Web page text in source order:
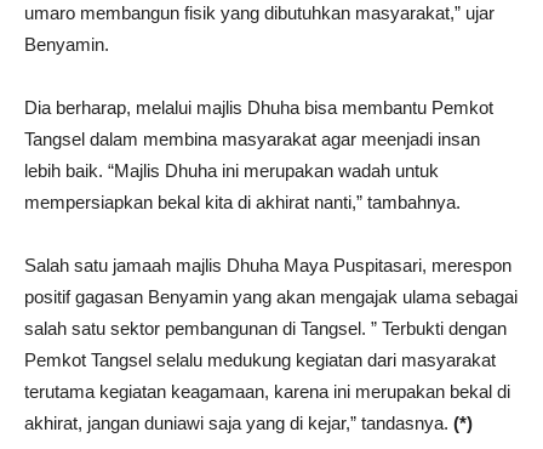
umaro membangun fisik yang dibutuhkan masyarakat,” ujar
Benyamin.
Dia berharap, melalui majlis Dhuha bisa membantu Pemkot
Tangsel dalam membina masyarakat agar meenjadi insan
lebih baik. “Majlis Dhuha ini merupakan wadah untuk
mempersiapkan bekal kita di akhirat nanti,” tambahnya.
Salah satu jamaah majlis Dhuha Maya Puspitasari, merespon
positif gagasan Benyamin yang akan mengajak ulama sebagai
salah satu sektor pembangunan di Tangsel. ” Terbukti dengan
Pemkot Tangsel selalu medukung kegiatan dari masyarakat
terutama kegiatan keagamaan, karena ini merupakan bekal di
akhirat, jangan duniawi saja yang di kejar,” tandasnya. (*)